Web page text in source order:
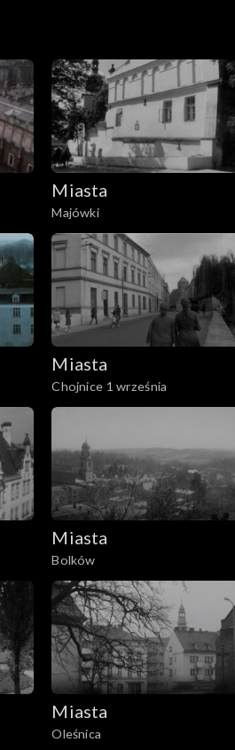
Miasta
Majówki
Miasta
Chojnice 1 września
Miasta
Bolków
Miasta
Oleśnica